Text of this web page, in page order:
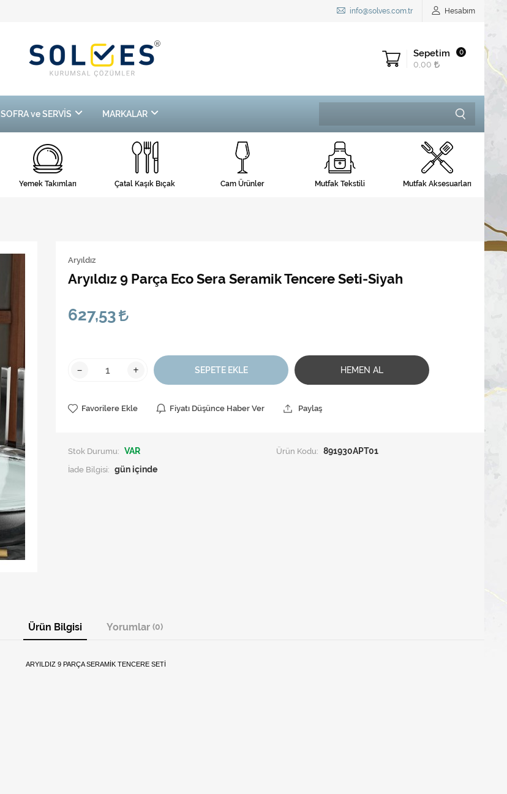
info@solves.com.tr Hesabım
Sepetim 0
0,00
SOFRA ve SERVİS MARKALAR
Yemek Takımları Çatal Kaşık Bıçak Cam Ürünler Mutfak Tekstili Mutfak Aksesuarları
Aryıldız
Aryıldız 9 Parça Eco Sera Seramik Tencere Seti-Siyah
627,53
- + SEPETE EKLE HEMEN AL
Favorilere Ekle Fiyatı Düşünce Haber Ver Paylaş
Stok Durumu: VAR Ürün Kodu: 891930APT01
İade Bilgisi:
Ürün Bilgisi Yorumlar (0)
ARYILDIZ 9 PARÇA SERAMİK TENCERE SETİ